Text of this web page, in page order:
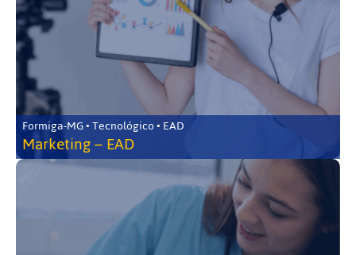
Formiga-MG • Tecnológico • EAD
Marketing – EAD